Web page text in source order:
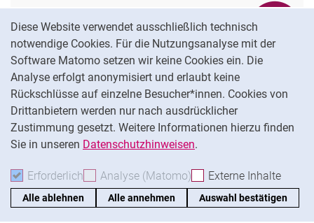
Diese Website verwendet ausschließlich technisch
notwendige Cookies. Für die Nutzungsanalyse mit der
Software Matomo setzen wir keine Cookies ein. Die
Analyse erfolgt anonymisiert und erlaubt keine
Rückschlüsse auf einzelne Besucher*innen. Cookies von
Drittanbietern werden nur nach ausdrücklicher
Zustimmung gesetzt. Weitere Informationen hierzu finden
Sie in unseren Datenschutzhinweisen.
Erforderlich Erforderliche Cookies akzeptieren
Analyse (Matomo) Analyse-Cookies
Externe Inhalte
Alle ablehnen Alle annehmen Auswahl bestätigen
Wir
GV 30
Einzelfragen
Wir
GV 50
Instrumente der Geld- und Kreditpolitik
Wir
GV 80
Bankaufsicht und -verstaatlichung
Wir
Kreislauftheorie, Kreislaufanalyse